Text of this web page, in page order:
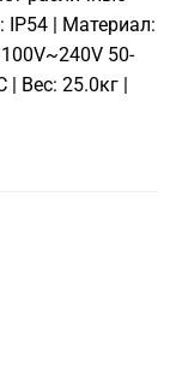
IP54 | Материал:
50-
Вес: 25.0кг |